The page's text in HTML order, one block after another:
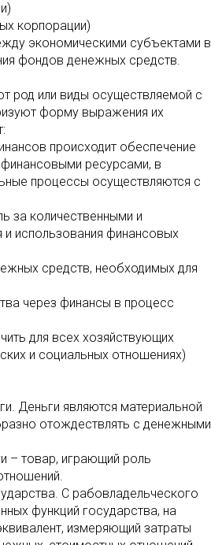
корпорации)
экономическими субъектами в
фондов денежных средств.
род или виды осуществляемой с
форму выражения их
происходит обеспечение
ресурсами, в
процессы осуществляются с
за количественными и
использования финансовых
средств, необходимых для
через финансы в процесс
для всех хозяйствующих
и социальных отношениях)
Деньги являются материальной
отождествлять с денежными
– товар, играющий роль
С рабовладельческого
функций государства, на
измеряющий затраты